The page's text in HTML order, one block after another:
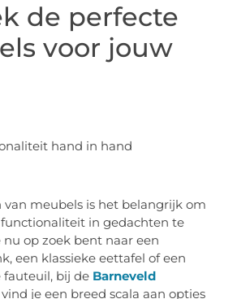
de perfecte
voor jouw
hand in hand
van meubels is het belangrijk om
functionaliteit in gedachten te
nu op zoek bent naar een
een klassieke eettafel of een
bij de Barneveld
vind je een breed scala aan opties